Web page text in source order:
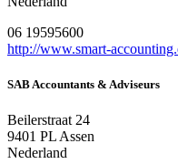
06 19595600
http://www.smart-
SAB Accountants & Adviseurs
Beilerstraat 24
9401 PL Assen
Nederland